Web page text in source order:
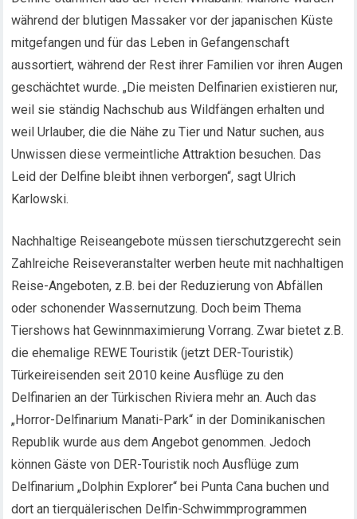
während der blutigen Massaker vor der japanischen Küste
mitgefangen und für das Leben in Gefangenschaft
aussortiert, während der Rest ihrer Familien vor ihren Augen
geschächtet wurde. „Die meisten Delfinarien existieren nur,
weil sie ständig Nachschub aus Wildfängen erhalten und
weil Urlauber, die die Nähe zu Tier und Natur suchen, aus
Unwissen diese vermeintliche Attraktion besuchen. Das
Leid der Delfine bleibt ihnen verborgen“, sagt Ulrich
Karlowski.
Nachhaltige Reiseangebote müssen tierschutzgerecht sein
Zahlreiche Reiseveranstalter werben heute mit nachhaltigen
Reise-Angeboten, z.B. bei der Reduzierung von Abfällen
oder schonender Wassernutzung. Doch beim Thema
Tiershows hat Gewinnmaximierung Vorrang. Zwar bietet z.B.
die ehemalige REWE Touristik (jetzt DER-Touristik)
Türkeireisenden seit 2010 keine Ausflüge zu den
Delfinarien an der Türkischen Riviera mehr an. Auch das
„Horror-Delfinarium Manati-Park“ in der Dominikanischen
Republik wurde aus dem Angebot genommen. Jedoch
können Gäste von DER-Touristik noch Ausflüge zum
Delfinarium „Dolphin Explorer“ bei Punta Cana buchen und
dort an tierquälerischen Delfin-Schwimmprogrammen